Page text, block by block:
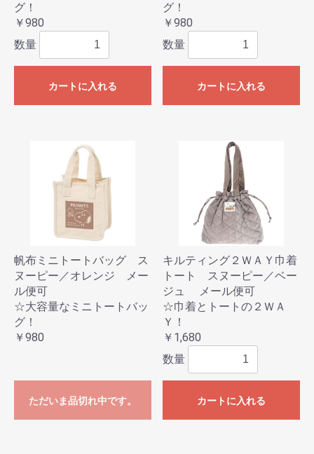
グ！
￥980
数量
カートに入れる
グ！
￥980
数量
カートに入れる
帆布ミニトートバッグ ス
ヌーピー／オレンジ メー
ル便可
☆大容量なミニトートバッ
グ！
￥980
ただいま品切れ中です。
キルティング２ＷＡＹ巾着
トート スヌーピー／ベー
ジュ メール便可
☆巾着とトートの２ＷＡ
Ｙ！
￥1,680
数量
カートに入れる